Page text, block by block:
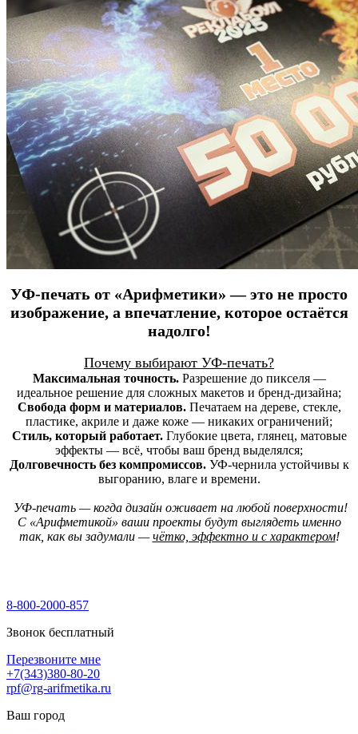
УФ-печать от «Арифметики» — это не просто
изображение, а впечатление, которое остаётся
надолго!
Почему выбирают УФ-печать?
Максимальная точность.Разрешение до пикселя —
идеальное решение для сложных макетов и бренд-дизайна;
Свобода форм и материалов.Печатаем на дереве, стекле,
пластике, акриле и даже коже — никаких ограничений;
Стиль, который работает.Глубокие цвета, глянец, матовые
эффекты — всё, чтобы ваш бренд выделялся;
Долговечность без компромиссов.УФ-чернила устойчивы к
выгоранию, влаге и времени.
УФ-печать — когда дизайн оживает на любой поверхности!
С «Арифметикой» ваши проекты будут выглядеть именно
так, как вы задумали —чётко, эффектно и с характером!
8-800-2000-857
Звонок бесплатный
Перезвоните мне
+7(343)380-80-20
rpf@rg-arifmetika.ru
Ваш город